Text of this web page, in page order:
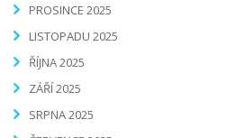
PROSINCE 2025
LISTOPADU 2025
ŘÍJNA 2025
ZÁŘÍ 2025
SRPNA 2025